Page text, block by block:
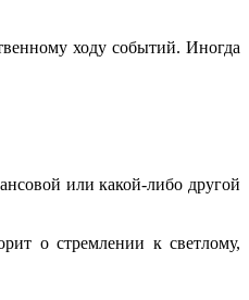
ходу событий. Иногда
или какой-либо другой
о стремлении к светлому,